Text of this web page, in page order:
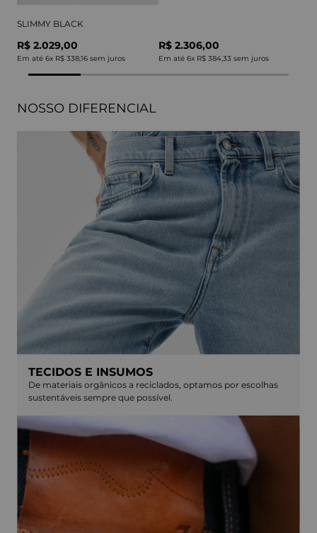
SLIMMY BLACK
R$ 2.029,00
Em até 6x R$ 338,16 sem juros
R$ 2.306,00
Em até 6x R$ 384,33 sem juros
NOSSO DIFERENCIAL
TECIDOS E INSUMOS
De materiais orgânicos a reciclados, optamos por escolhas
sustentáveis sempre que possível.